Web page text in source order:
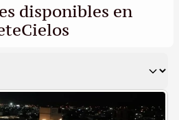
disponibles en